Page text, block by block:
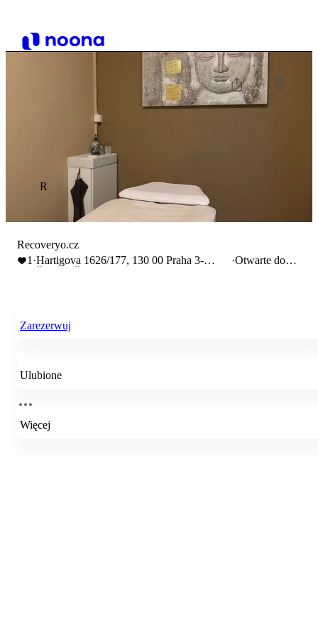
R
Recoveryo.cz
1 ·Hartigova 1626/177, 130 00 Praha 3-
·Otwarte do
Zarezerwuj
Ulubione
Więcej